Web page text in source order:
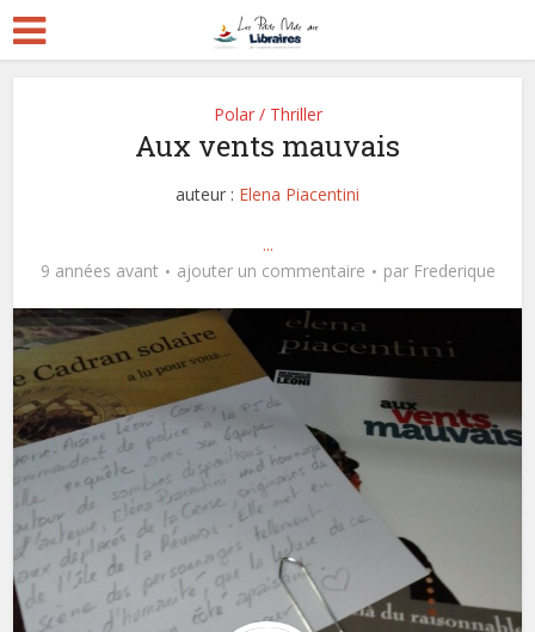
Polar / Thriller
Aux vents mauvais
auteur : Elena Piacentini
...
9 années avant
ajouter un commentaire par Frederique